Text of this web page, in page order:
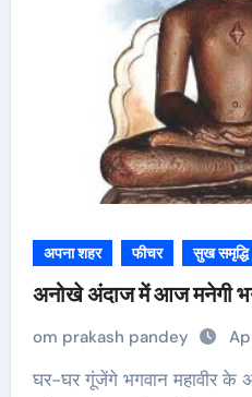
अपना शहर फीचर सुख समृद्धि
अनोखे अंदाज में आज मनेगी
om prakash pandey
घर-घर गूंजेंगे भगवान महावीर के अमर सन्देश आरा